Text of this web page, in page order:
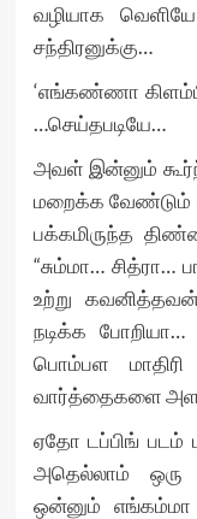
வழியாக
சந்திரனுக்கு…
‘எங்கண்ணா
…செய்தபடியே…
அவள் இன்னும்
மறைக்க வேண்டும்
பக்கமிருந்த
“சும்மா…
உற்று
நடிக்க போறியா…
பொம்பள
வார்த்தைகளை
ஏதோ டப்பிங் படம்
அதெல்லாம் ஒரு
ஒன்னும்